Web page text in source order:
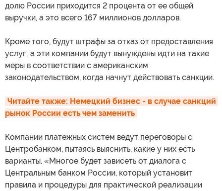
долю России приходится 2 процента от ее общей
выручки, а это всего 167 миллионов долларов.
Кроме того, будут штрафы за отказ от предоставления
услуг; а эти компании будут вынуждены идти на такие
меры в соответствии с американским
законодательством, когда начнут действовать санкции.
Читайте также: Немецкий бизнес - в случае санкций
рынок России есть чем заменить
Компании платежных систем ведут переговоры с
Центробанком, пытаясь выяснить, какие у них есть
варианты. «Многое будет зависеть от диалога с
Центральным банком России, который установит
правила и процедуры для практической реализации